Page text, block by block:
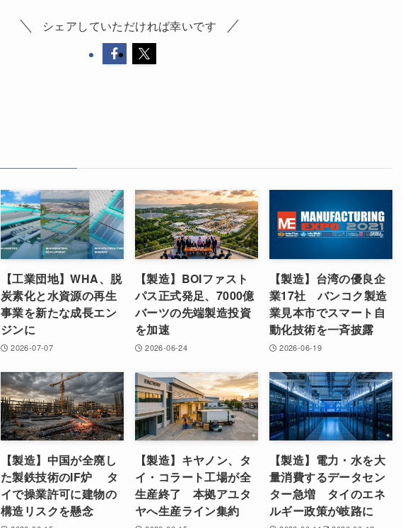
シェアしていただければ幸いです
【工業団地】WHA、脱
炭素化と水資源の再生
事業を新たな成長エン
ジンに
2026-07-07
【製造】BOIファスト
パス正式発足、7000億
バーツの先端製造投資
を加速
2026-06-24
【製造】台湾の優良企
業17社 バンコク製造
業見本市でスマート自
動化技術を一斉披露
2026-06-19
【製造】中国が全廃し
た製鉄技術のIF炉 タ
イで操業許可に建物の
構造リスクを懸念
【製造】キヤノン、タ
イ・コラート工場が全
生産終了 本拠アユタ
ヤへ生産ライン集約
【製造】電力・水を大
量消費するデータセン
ター急増 タイのエネ
ルギー政策が岐路に